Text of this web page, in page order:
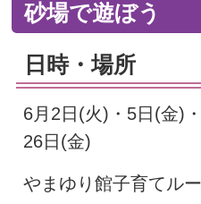
砂場で遊ぼう
日時・場所
6月2日(火)・5日(金)
26日(金)
やまゆり館子育てル